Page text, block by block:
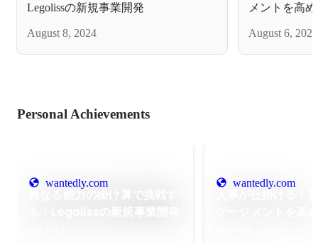
Legolissの新規事業開発
August 8, 2024
メントを高
August 6, 2024
Personal Achievements
wantedly.com wantedly.com